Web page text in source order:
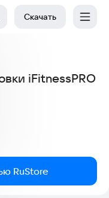
Скачать
iFitnessPRO
RuStore